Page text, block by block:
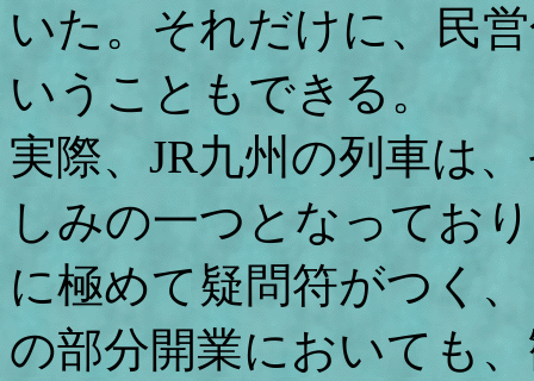
いた。それだけに、民
いうこともできる。
実際、JR九州の列車は
しみの一つとなってお
に極めて疑問符がつく
の部分開業においても